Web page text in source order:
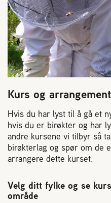
Kurs og
Hvis du har lyst til å gå et
hvis du er birøkter og har
andre kursene vi tilbyr så
birøkterlag og spør om de
arrangere dette kurset.
Velg ditt fylke og se
område